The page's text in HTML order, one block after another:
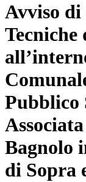
Avviso di
Tecniche
Pubblico
Bagnolo
di Sopra